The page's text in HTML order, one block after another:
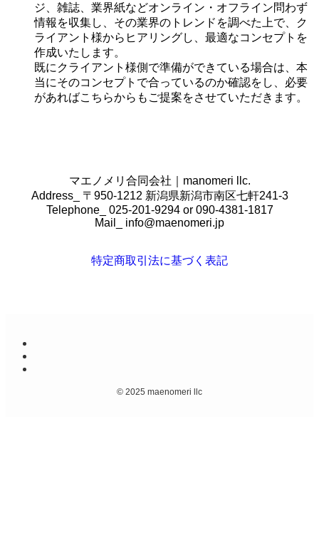
ジ、雑誌、業界紙などオンライン・オフライン問わず
情報を収集し、その業界のトレンドを調べた上で、ク
ライアント様からヒアリングし、最適なコンセプトを
作成いたします。
既にクライアント様側で準備ができている場合は、本
当にそのコンセプトで合っているのか確認をし、必要
があればこちらからもご提案をさせていただきます。
マエノメリ合同会社｜manomeri llc.
Address_ 〒950-1212 新潟県新潟市南区七軒241-3
Telephone_ 025-201-9294 or 090-4381-1817
Mail_ info@maenomeri.jp
特定商取引法に基づく表記
© 2025 maenomeri llc